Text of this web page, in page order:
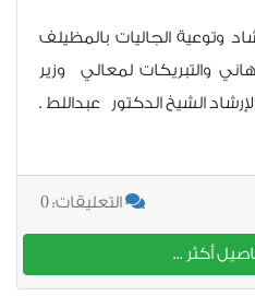
وتوعية الجاليات بالمظيلف
والتبريكات لمعالي وزير
الشيخ الدكتور عبداللط .
التعليقات:0
أكثر ...